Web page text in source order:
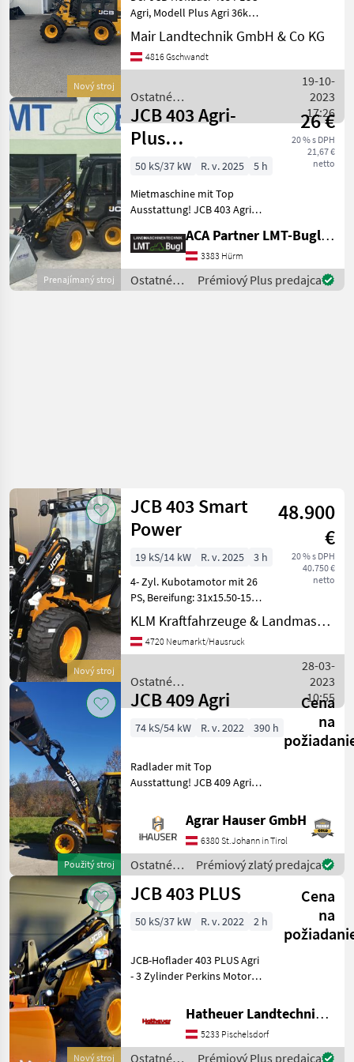
Nový stroj
Agri, Modell Plus Agri 36kW,
Baujahr 2023, mit nur 5
Betriebsstunden, steht zum
Verkauf. Der Hoflader ist mit
PS
Mair Landtechnik GmbH & Co KG
4816 Gschwandt
Ostatné
poľnohospodárske silové
stroje / JCB
19-10-
2023
17:26
Prenajímaný stroj
JCB 403 Agri-
Plus
Mietmaschine
26 €
20 % s DPH
21,67 €
netto
50 kS/37 kW R. v. 2025
5 h
Mietmaschine mit Top
Ausstattung! JCB 403 Agri-
Mietvarianten von einer
Stunde bis zu einem Jahr
möglich, Arbeitswerkzeuge
je nach Kundenwunsch!
ACA Partner LMT-Bugl GmbH
3383 Hürm
Ostatné
poľnohospodárske
Prémiový Plus predajca
Nový stroj
JCB 403 Smart
Power
48.900
€
20 % s DPH
40.750 €
netto
19 kS/14 kW R. v. 2025
3 h
4- Zyl. Kubotamotor mit 26
PS, Bereifung: 31x15.50-15
AS Profil, Kabine mit
Heizung und
Radiovorbereitung
+ hi, 20 km/h Achsen
Arbeitss
KLM Kraftfahrzeuge & Landmaschinen GmbH
4720 Neumarkt/Hausruck
Ostatné
poľnohospodárske silové
stroje / JCB
28-03-
2023
10:55
Použitý stroj
JCB 409 Agri
Cena
na
74 kS/54 kW R. v. 2022 390 h
Radlader mit Top
Ausstattung! JCB 409 Agri
Kohler Stage V 4-Zylinder
2.482ccm, - Hydrostatischen
Fahrantrieb 4-stufig
40km/h, - Komfort
Agrar Hauser GmbH
6380 St.Johann in Tirol
Ostatné
poľnohospodárske
silové
JCB
Prémiový zlatý predajca
Nový stroj
JCB 403 PLUS
Cena
na
50 kS/37 kW R. v. 2022 2 h
JCB-Hoflader 403 PLUS Agri
- 3 Zylinder Perkins Motor -
Geräteverriegelung - Zusatz
Hydraulikkreis -
Hydrostatisch 2-Gang
30km/h - Differ
Hatheuer Landtechnik GmbH & Co.KG.
5233 Pischelsdorf
Ostatné
Prémiový Plus predajca